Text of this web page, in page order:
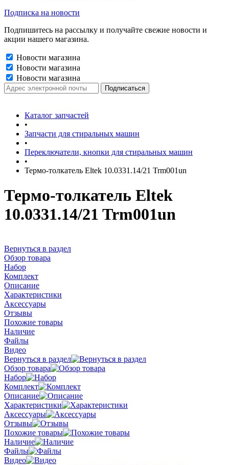
Подписка на новости
Подпишитесь на рассылку и получайте свежие новости и
акции нашего магазина.
Новости магазина
Новости магазина
Новости магазина
Каталог запчастей
•
Запчасти для стиральных машин
•
Переключатели, кнопки для стиральных машин
•
Термо-толкатель Eltek 10.0331.14/21 Trm001un
Термо-толкатель Eltek
10.0331.14/21 Trm001un
Вернуться в раздел
Обзор товара
Набор
Комплект
Описание
Характеристики
Аксессуары
Отзывы
Похожие товары
Наличие
Файлы
Видео
Вернуться в раздел
Обзор товара
Набор
Комплект
Описание
Характеристики
Аксессуары
Отзывы
Похожие товары
Наличие
Файлы
Видео